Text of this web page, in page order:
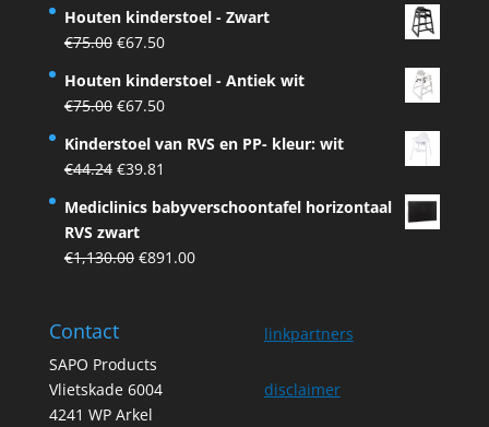
was:
€75.00.
is:
€67.50.
Houten kinderstoel - Zwart
€75.00 Original
was:
€75.00.
€67.50Current
is:
€67.50.
Houten kinderstoel - Antiek wit
€75.00 Original
was:
€75.00.
€67.50Current
is:
Kinderstoel van RVS en PP- kleur: wit
€44.24 Original
was:
€44.24.
€39.81
is:
Mediclinics babyverschoontafel horizontaal
RVS zwart
€1,130.00 Original
€891.00Current
Contact
SAPO Products
Vlietskade 6004
4241 WP Arkel
linkpartners
disclaimer